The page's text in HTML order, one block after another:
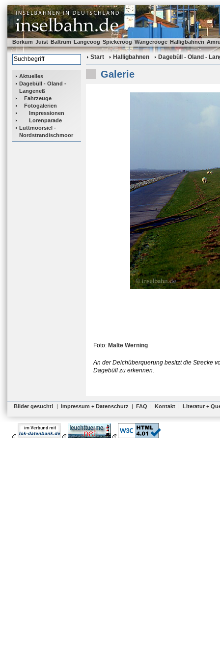
Borkum Juist Baltrum Langeoog Spiekeroog Wangerooge Halligbahnen
Aktuelles
Dagebüll - Oland -
Langeneß
Fahrzeuge
Fotogalerien
Impressionen
Lorenparade
Lüttmoorsiel -
Nordstrandischmoor
Start Halligbahnen Dagebüll - Oland -
Galerie
Foto: Malte Werning
An der Deichüberquerung besitzt die Strecke
Dagebüll zu erkennen.
Bilder gesucht! | Impressum + Datenschutz | FAQ | Kontakt | Literatur +